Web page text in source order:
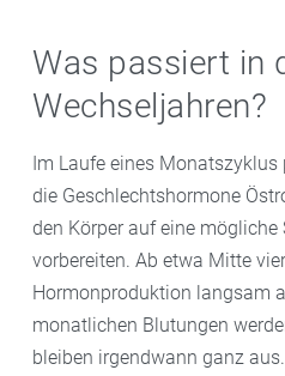
Was passiert in
Wechseljahren?
Im Laufe eines Monatszyklus
die Geschlechtshormone
den Körper auf eine
vorbereiten. Ab etwa Mitte
Hormonproduktion langsam
monatlichen Blutungen
bleiben irgendwann ganz